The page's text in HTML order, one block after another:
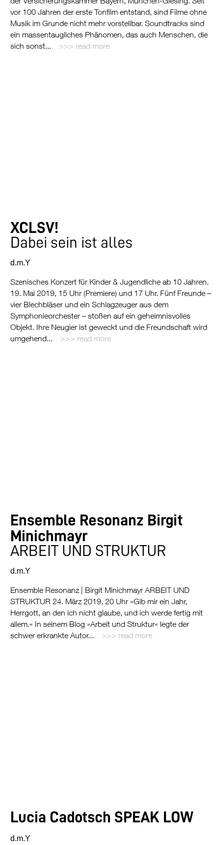
vor 100 Jahren der erste Tonfilm entstand, sind Filme ohne
Musik im Grunde nicht mehr vorstellbar. Soundtracks sind
ein massentaugliches Phänomen, das auch Menschen, die
sich sonst...
read more
XCLSV!
Dabei sein ist alles
d.m.Y
Szenisches Konzert für Kinder & Jugendliche ab 10 Jahren.
19. Mai 2019, 15 Uhr (Premiere) und 17 Uhr. Fünf Freunde –
vier Blechbläser und ein Schlagzeuger aus dem
Symphonieorchester – stoßen auf ein geheimnisvolles
Objekt. Ihre Neugier ist geweckt und die Freundschaft wird
umgehend...
read more
Ensemble Resonanz Birgit
Minichmayr
ARBEIT UND STRUKTUR
d.m.Y
Ensemble Resonanz | Birgit Minichmayr ARBEIT UND
STRUKTUR 24. März 2019, 20 Uhr »Gib mir ein Jahr,
Herrgott, an den ich nicht glaube, und ich werde fertig mit
allem.« In seinem Blog »Arbeit und Struktur« legte der
schwer erkrankte Autor...
read more
Lucia Cadotsch SPEAK LOW
d.m.Y